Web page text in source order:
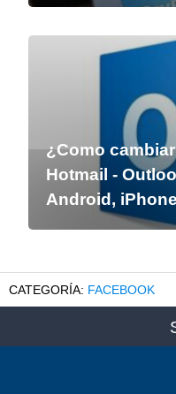
¿Como
Hotmail -
Android,
FACEBOOK